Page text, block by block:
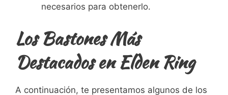
necesarios para obtenerlo.
Los Bastones Más
Destacados en Elden Ring
A continuación, te presentamos algunos de los